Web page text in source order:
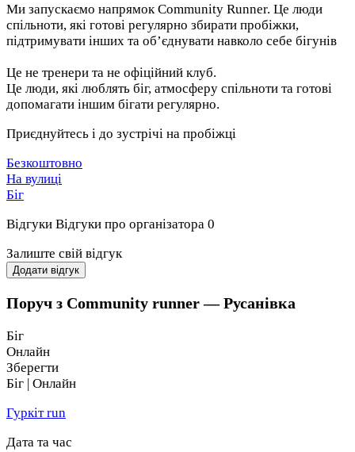
Ми запускаємо напрямок Community Runner. Це люди
спільноти, які готові регулярно збирати пробіжки,
підтримувати інших та об’єднувати навколо себе бігунів
Це не тренери та не офіційний клуб.
Це люди, які люблять біг, атмосферу спільноти та готові
допомагати іншим бігати регулярно.
Приєднуйтесь і до зустрічі на пробіжці
Безкоштовно
На вулиці
Біг
Відгуки Відгуки про організатора 0
Залиште свій відгук
Додати відгук
Поруч з Community runner — Русанівка
Біг
Онлайн
Зберегти
Біг | Онлайн
Гуркіт run
Дата та час